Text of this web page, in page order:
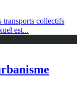
transports collectifs
est...